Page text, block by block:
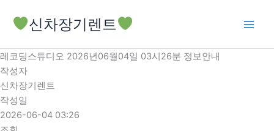
로
건
너
뛰
기
신차장기렌트
레코딩스튜디오 2026년06월04일 03시26분 정보안내
작성자
신차장기렌트
작성일
2026-06-04 03:26